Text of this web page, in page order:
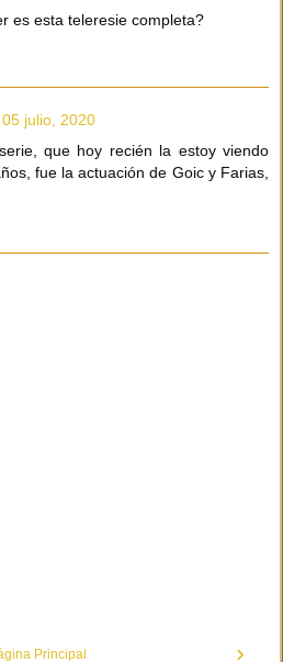
es esta teleresie completa?
julio, 2020
que hoy recién la estoy viendo
fue la actuación de Goic y Farias,
›
Principal